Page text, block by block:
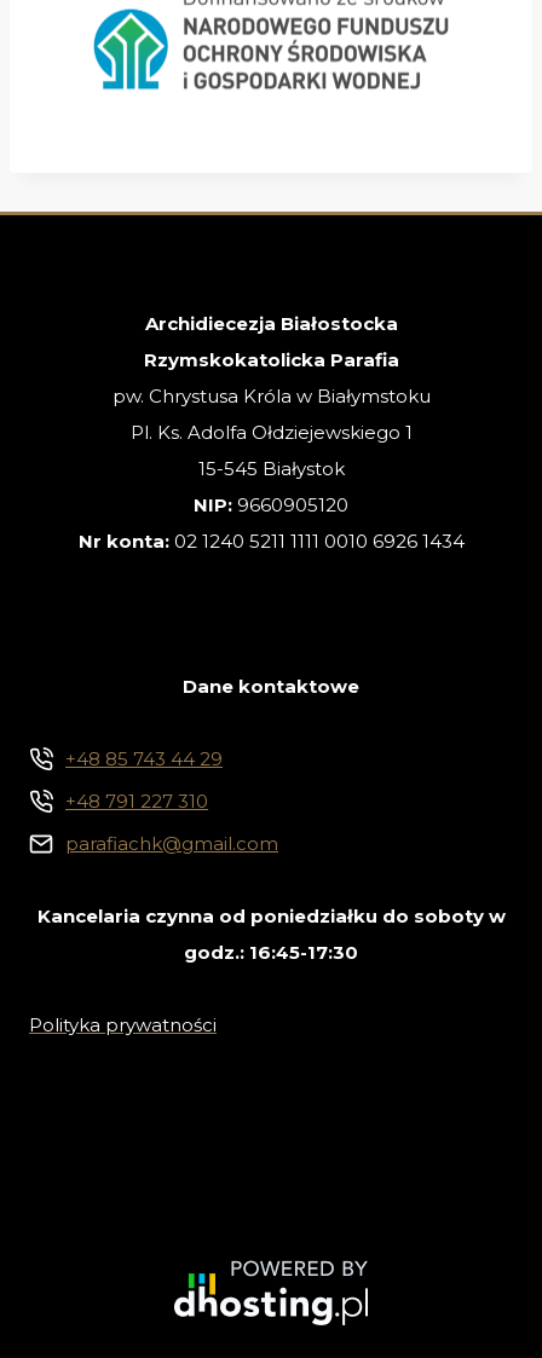
Archidiecezja Białostocka
Rzymskokatolicka Parafia
pw. Chrystusa Króla w Białymstoku
Pl. Ks. Adolfa Ołdziejewskiego 1
15-545 Białystok
NIP: 9660905120
Nr konta: 02 1240 5211 1111 0010 6926 1434
Dane kontaktowe
+48 85 743 44 29
+48 791 227 310
parafiachk@gmail.com
Kancelaria czynna od poniedziałku do soboty w
godz.: 16:45-17:30
Polityka prywatności